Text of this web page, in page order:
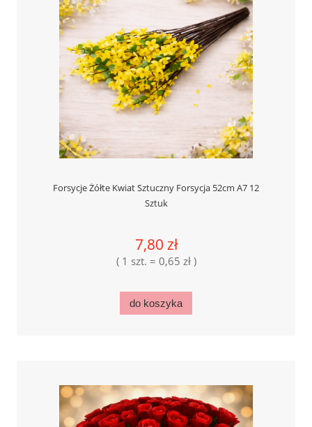
Forsycje Żółte Kwiat Sztuczny Forsycja 52cm A7 12
Sztuk
7,80 zł
( 1 szt. = 0,65 zł )
do koszyka